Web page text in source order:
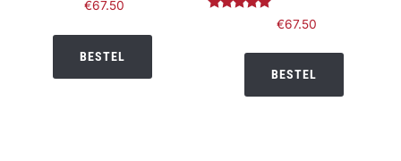
€67.50
BESTEL
Gewaardeerd€67.50
BESTEL